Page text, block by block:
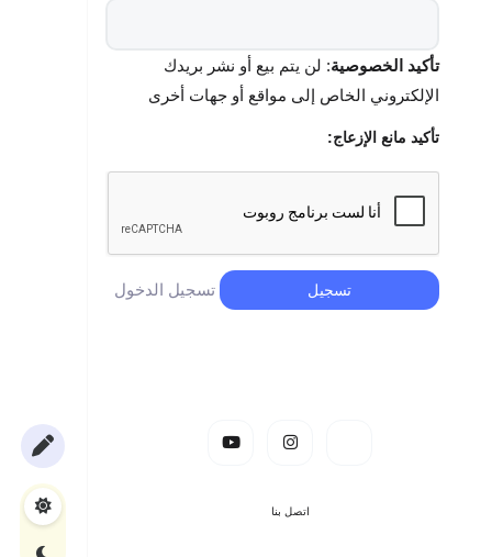
تأكيد الخصوصية: لن يتم بيع أو نشر بريدك
الإلكتروني الخاص إلى مواقع أو جهات أخرى
تأكيد مانع الإزعاج:
تسجيل تسجيل الدخول
اتصل بنا